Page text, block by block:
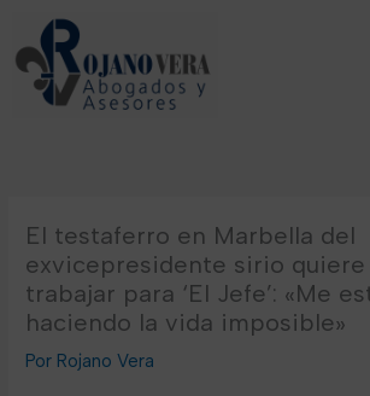
contenido
El testaferro en Marbella del
exvicepresidente sirio quiere
trabajar para ‘El Jefe’: «Me
haciendo la vida imposible»
Rojano Vera